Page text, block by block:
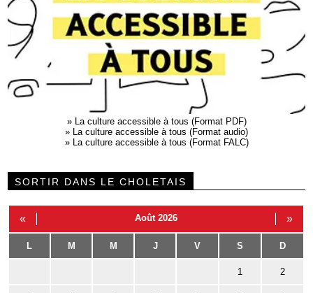
»
La culture accessible à tous (Format PDF)
»
La culture accessible à tous (Format audio)
»
La culture accessible à tous (Format FALC)
SORTIR DANS LE CHOLETAIS
« Août 2026 »
L M M J V S D
1 2